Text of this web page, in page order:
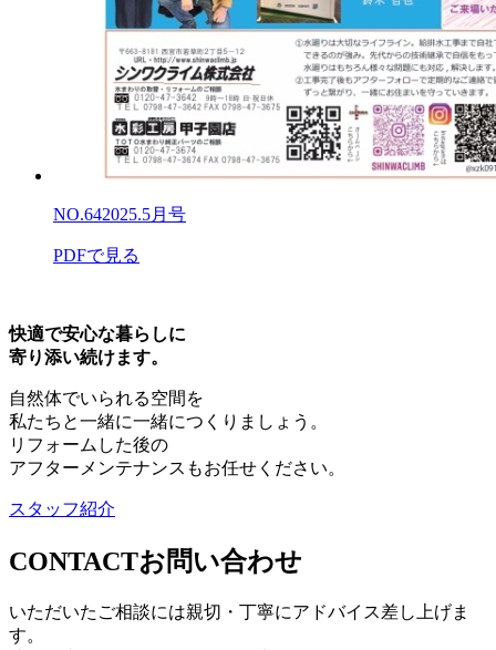
NO.642025.5月号
PDFで見る
快適で安心な暮らしに
寄り添い続けます。
自然体でいられる空間を
私たちと一緒に一緒につくりましょう。
リフォームした後の
アフターメンテナンスもお任せください。
スタッフ紹介
CONTACTお問い合わせ
いただいたご相談には親切・丁寧にアドバイス差し上げま
す。